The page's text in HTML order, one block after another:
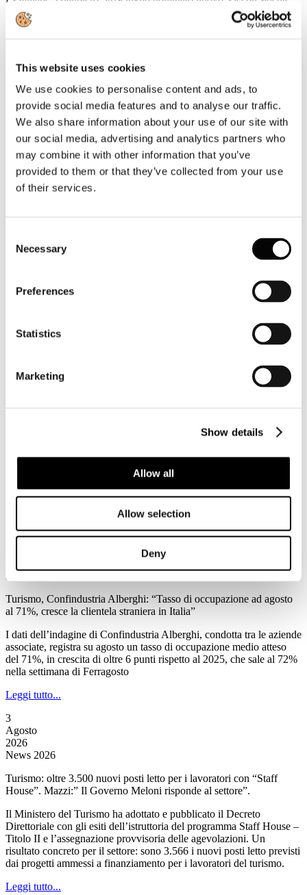
This website uses cookies
We use cookies to personalise content and ads, to
provide social media features and to analyse our traffic.
We also share information about your use of our site with
our social media, advertising and analytics partners who
may combine it with other information that you’ve
provided to them or that they’ve collected from your use
of their services.
Selection
Necessary
Preferences
Statistics
Marketing
Show details
Allow all
Allow selection
Deny
della UIC
organizzazione internazionale che riunisce le ferrovie e i principali
stakeholder del settore ferroviario a livello mondiale.
Leggi tutto...
Agosto
2026
News 2026
ROTTA SUL 66°SALONE NAUTICO INTERNAZIONALE:
Con l'apertura del ticketing online entra nel vivo il percorso di
avvicinamento al 66° Salone Nautico Internazionale, in programma
Leggi tutto...
2026
Federalismo fiscale: a rischio i servizi del trasporto pubblico. Agens,
Anav e Asstra: “Servono correttivi che assicurino il finanziamento al
associazioni che in Italia rappresentano le aziende del trasporto
del ddl sul federalismo fiscale regionale: “C’è la reale possibilità che
l'attuale impianto normativo metta a repentaglio l'equilibrio
economico-finanziario del Trasporto Pubblico Locale e
l'adeguatezza dei servizi su scala nazionale.
Turismo, Confindustria Alberghi: “Tasso di occupazione ad agosto
al 71%, cresce la clientela straniera in Italia”
I dati dell’indagine di Confindustria Alberghi, condotta tra le aziende
associate, registra su agosto un tasso di occupazione medio atteso
del 71%, in crescita di oltre 6 punti rispetto al 2025, che sale al 72%
nella settimana di Ferragosto
Leggi tutto...
3
Agosto
2026
News 2026
Turismo: oltre 3.500 nuovi posti letto per i lavoratori con “Staff
House”. Mazzi:” Il Governo Meloni risponde al settore”.
Il Ministero del Turismo ha adottato e pubblicato il Decreto
Direttoriale con gli esiti dell’istruttoria del programma Staff House –
Titolo II e l’assegnazione provvisoria delle agevolazioni. Un
risultato concreto per il settore: sono 3.566 i nuovi posti letto previsti
dai progetti ammessi a finanziamento per i lavoratori del turismo.
Leggi tutto...